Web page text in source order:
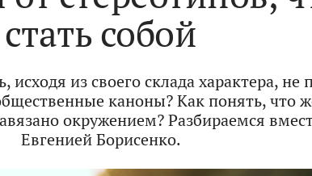
стать собой
исходя из своего склада характера, не
каноны? Как понять, что
окружением? Разбираемся
Евгенией Борисенко.